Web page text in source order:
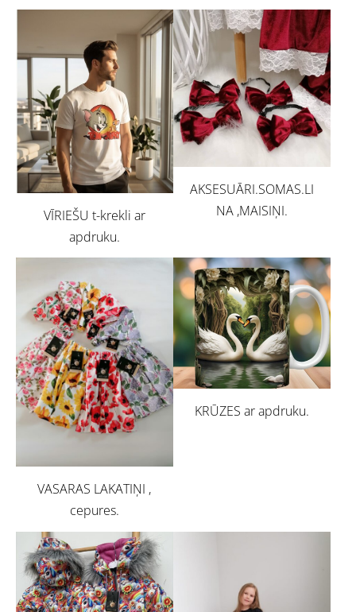
VĪRIEŠU t-krekli ar
apdruku.
AKSESUĀRI.SOMAS.LI
NA ,MAISIŅI.
VASARAS LAKATIŅI ,
cepures.
KRŪZES ar apdruku.